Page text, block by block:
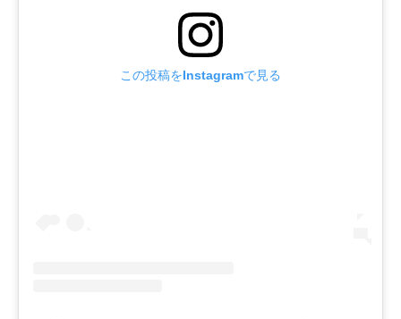
この投稿をInstagramで見る